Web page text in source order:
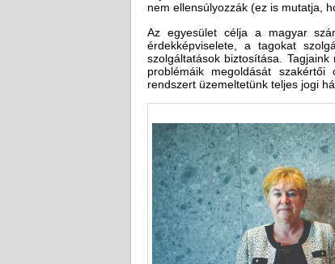
nem ellensúlyozzák (ez is mutatja,
Az egyesület célja a magyar
érdekképviselete, a tagokat
szolgáltatások biztosítása.
problémáik megoldását
rendszert üzemeltetünk teljes jogi